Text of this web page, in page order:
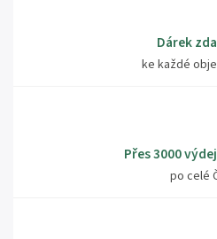
Dárek
ke každé
Přes 3000
po celé